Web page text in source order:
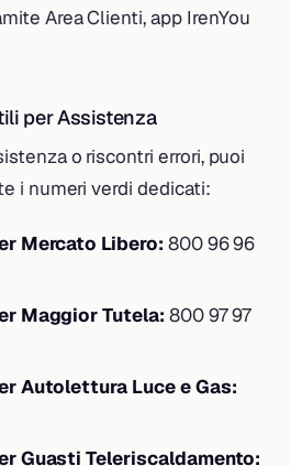
Area Clienti, app IrenYou
per Assistenza
o riscontri errori, puoi
i numeri verdi dedicati:
Mercato Libero: 800 96 96
Maggior Tutela: 800 97 97
Autolettura Luce e Gas:
Guasti Teleriscaldamento: